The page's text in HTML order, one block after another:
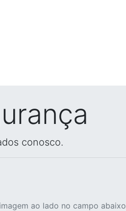
conosco.
ao lado no campo abaixo